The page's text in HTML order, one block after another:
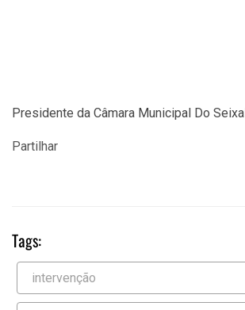
Presidente da Câmara Municipal Do Seixal
Partilhar
Tags:
intervenção